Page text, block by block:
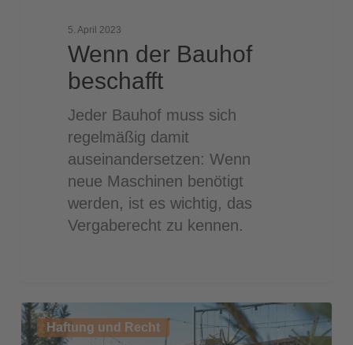
5. April 2023
Wenn der Bauhof
beschafft
Jeder Bauhof muss sich
regelmäßig damit
auseinandersetzen: Wenn
neue Maschinen benötigt
werden, ist es wichtig, das
Vergaberecht zu kennen.
Was
ändertHaftung und Recht